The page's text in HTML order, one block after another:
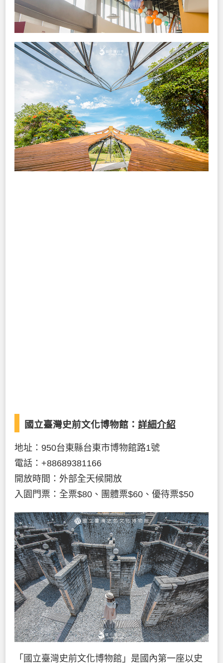
國立臺灣史前文化博物館： 詳細介紹
地址：950台東縣台東市博物館路1號
電話：+88689381166
開放時間：外部全天候開放
入園門票：全票$80、團體票$60、優待票$50
「國立臺灣史前文化博物館」是國內第一座以史